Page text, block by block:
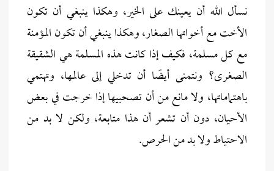
نسأل الله أن يعينك على الخير، وهكذا ينبغي أن تكون
الأخت مع أخواتها الصغار، وهكذا ينبغي أن تكون المؤمنة
مع كل مسلمة، فكيف إذا كانت هذه المسلمة هي الشقيقة
الصغرى؟ ونتمنى أيضًا أن تدخلي إلى عالمها، وتهتمي
باهتماماتها، ولا مانع من أن تصحبيها إذا خرجت في بعض
الأحيان، دون أن تشعر أن هذا متابعة، ولكن لا بد من
الاحتياط ولا بد من الحرص.